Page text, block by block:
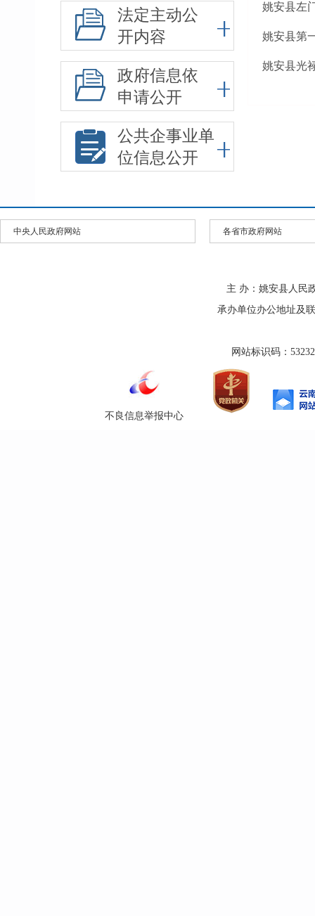
法定主动公
开内容
政府信息依
申请公开
公共企事业单
位信息公开
姚安县左
姚安县第
姚安县光
中央人民政府网站 各省市政府网站
主 办：姚安县人民
承办单位办公地址及
网站标识码：
不良信息举报中心